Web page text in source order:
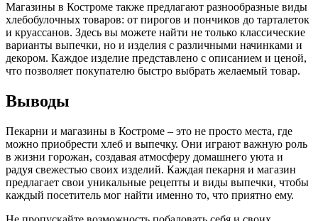
Магазины в Костроме также предлагают разнообразные виды
хлебобулочных товаров: от пирогов и пончиков до тарталеток
и круассанов. Здесь вы можете найти не только классические
варианты выпечки, но и изделия с различными начинками и
декором. Каждое изделие представлено с описанием и ценой,
что позволяет покупателю быстро выбрать желаемый товар.
Выводы
Пекарни и магазины в Костроме – это не просто места, где
можно приобрести хлеб и выпечку. Они играют важную роль
в жизни горожан, создавая атмосферу домашнего уюта и
радуя свежестью своих изделий. Каждая пекарня и магазин
предлагает свои уникальные рецепты и виды выпечки, чтобы
каждый посетитель мог найти именно то, что приятно ему.